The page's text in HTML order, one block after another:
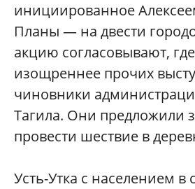
инициированное
Планы — на двести
акцию согласовывают,
изощреннее прочих
чиновники
Тагила. Они предложили
провести шествие в
Усть-Утка с населением в